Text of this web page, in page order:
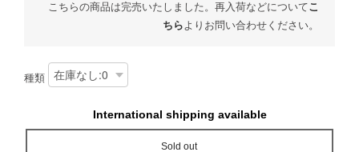
こちらの商品は完売いたしました。再入荷などについてこ
ちらよりお問い合わせください。
種類
International shipping available
Sold out